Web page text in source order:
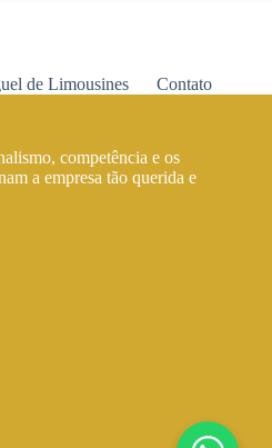
de Limousines Contato
competência e os
a empresa tão querida e